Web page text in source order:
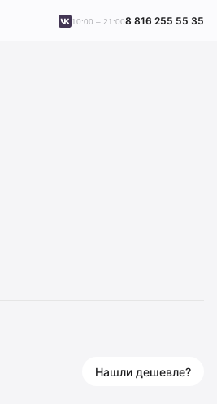
10:00 – 21:008 816 255 55 35
Нашли дешевле?